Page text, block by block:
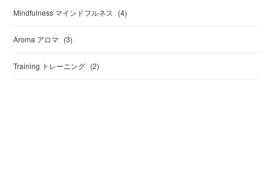
Mindfulness マインドフルネス (4)
Aroma アロマ (3)
Training トレーニング (2)